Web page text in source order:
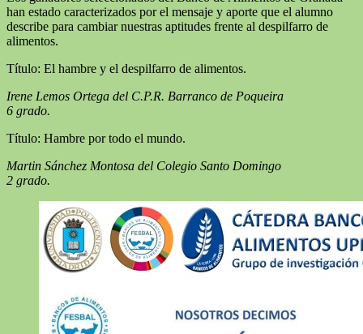
han estado caracterizados por el mensaje y aporte que el alumno
describe para cambiar nuestras aptitudes frente al despilfarro de
alimentos.
Título: El hambre y el despilfarro de alimentos.
Irene Lemos Ortega del C.P.R. Barranco de Poqueira
6 grado.
Título: Hambre por todo el mundo.
Martin Sánchez Montosa del Colegio Santo Domingo
2 grado.